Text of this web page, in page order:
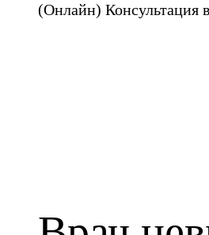
(Онлайн) Консультация